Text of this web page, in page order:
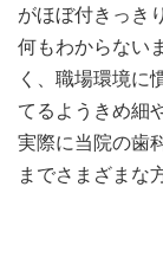
がほぼ付きっき
何もわからない
く、職場環境に
てるようきめ細
実際に当院の歯
までさまざまな